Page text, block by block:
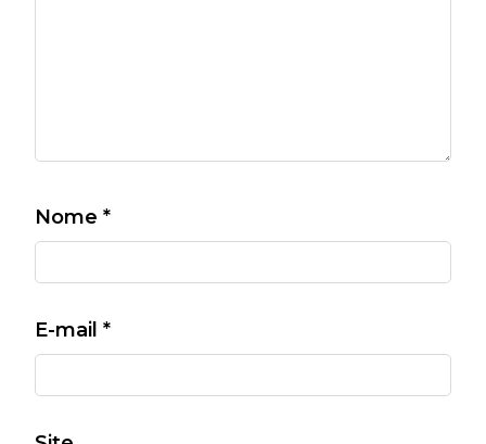
Nome *
E-mail *